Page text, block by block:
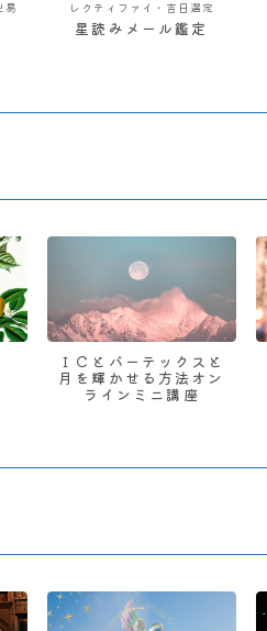
易
レクティファイ・吉日選定
星読みメール鑑定
ＩＣとバーテックスと
月を輝かせる方法オン
ラインミニ講座